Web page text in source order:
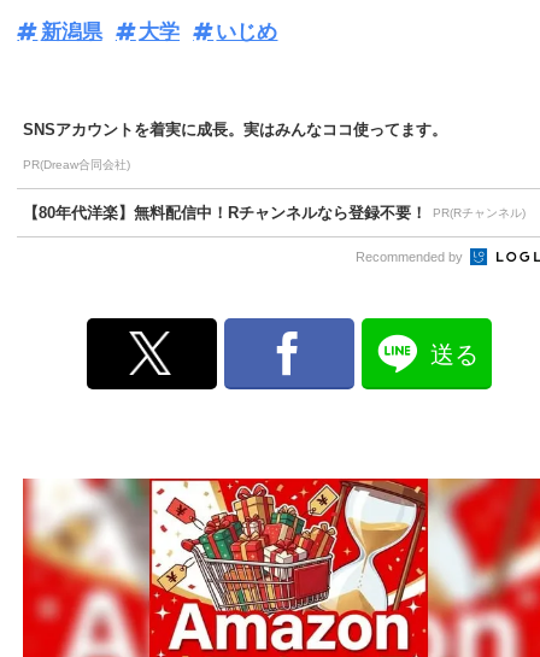
新潟県 大学 いじめ
SNSアカウントを着実に成長。実はみんなココ使ってます。
PR(Dreaw合同会社)
【80年代洋楽】無料配信中！Rチャンネルなら登録不要！ PR(Rチャンネル)
Recommended by
送る